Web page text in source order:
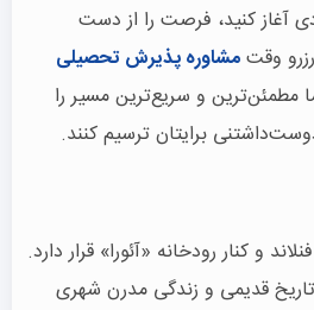
آغاز کنید، فرصت را از دست
وقتمشاوره پذیرش تحصیلی
مطمئن‌ترین و سریع‌ترین مسیر را
برایتان ترسیم کنند.
و کنار رودخانه «آئورا» قرار دارد.
قدیمی و زندگی مدرن شهری